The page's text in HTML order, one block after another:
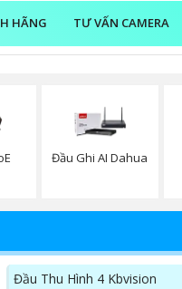
HÃNG TƯ VẤN CAMERA
Đầu Ghi AI Dahua
Đầu Thu Hình 4 Kbvision